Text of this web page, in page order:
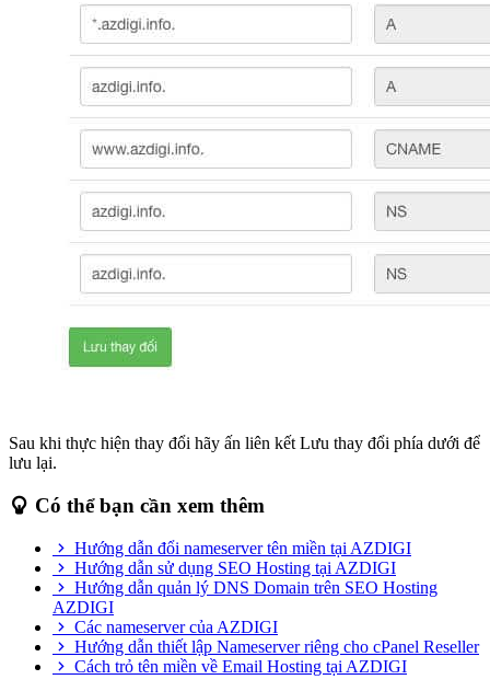
Sau khi thực hiện thay đổi hãy ấn liên kết Lưu thay đổi phía dưới để
lưu lại.
Có thể bạn cần xem thêm
Hướng dẫn đổi nameserver tên miền tại AZDIGI
Hướng dẫn sử dụng SEO Hosting tại AZDIGI
Hướng dẫn quản lý DNS Domain trên SEO Hosting
AZDIGI
Các nameserver của AZDIGI
Hướng dẫn thiết lập Nameserver riêng cho cPanel Reseller
Cách trỏ tên miền về Email Hosting tại AZDIGI